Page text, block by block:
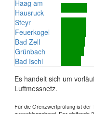
Haag am
Hausruck
Steyr
Feuerkogel
Bad Zell
Grünbach
Bad Ischl
Es handelt sich um
Luftmessnetz.
Für die Grenzwertprüfung ist der